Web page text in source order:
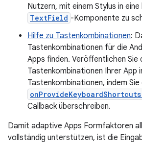
Nutzern, mit einem Stylus in eine
TextField -Komponente zu
Hilfe zu Tastenkombinationen:
Tastenkombinationen für die
Apps finden. Veröffentlichen Sie
Tastenkombinationen Ihrer App
Tastenkombinationen, indem Sie
Callback überschreiben.
Damit adaptive Apps Formfaktoren
vollständig unterstützen, ist die